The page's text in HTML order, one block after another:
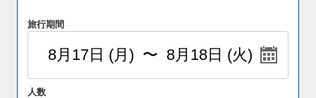
旅行期間
人数